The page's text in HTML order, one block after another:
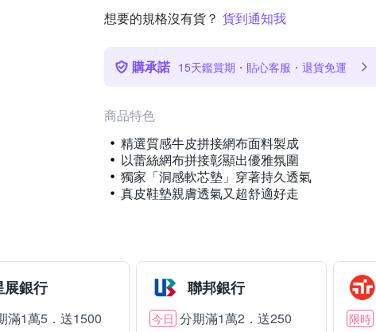
想要的規格沒有貨？ 貨到通知我
購承諾 15天鑑賞期・貼心客服・退貨免運
商品特色
精選質感牛皮拼接網布面料製成
以蕾絲網布拼接彰顯出優雅氛圍
獨家「洞感軟芯墊」穿著持久透氣
真皮鞋墊親膚透氣又超舒適好走
展銀行
滿1萬5．送1500
聯邦銀行
今日 分期滿1萬2．送250 限時